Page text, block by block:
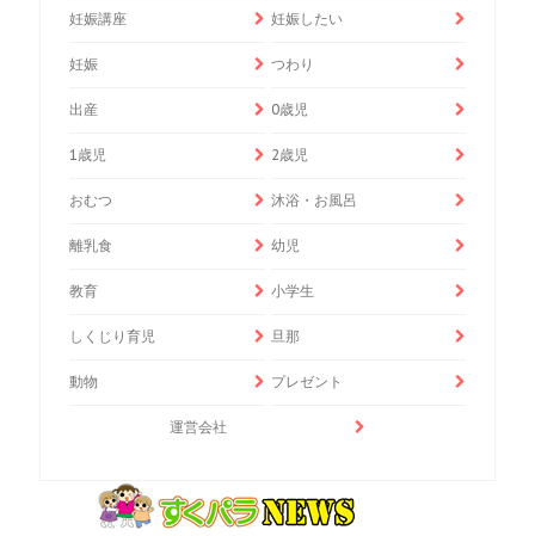
妊娠講座 妊娠したい
妊娠 つわり
出産 0歳児
1歳児 2歳児
おむつ 沐浴・お風呂
離乳食 幼児
教育 小学生
しくじり育児 旦那
動物 プレゼント
運営会社